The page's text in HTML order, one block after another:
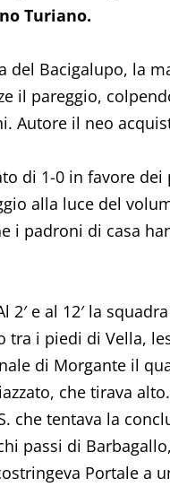
Turiano.
del Bacigalupo, la
il pareggio,
Autore il neo
di 1-0 in favore
alla luce del
i padroni di casa
2′ e al 12′ la
tra i piedi di Vella,
di Morgante il
che tirava
che tentava la
passi di Barbagallo,
Portale a